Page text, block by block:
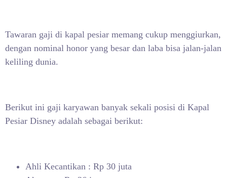
Tawaran gaji di kapal pesiar memang cukup menggiurkan,
dengan nominal honor yang besar dan laba bisa jalan-jalan
keliling dunia.
Berikut ini gaji karyawan banyak sekali posisi di Kapal
Pesiar Disney adalah sebagai berikut:
Ahli Kecantikan : Rp 30 juta